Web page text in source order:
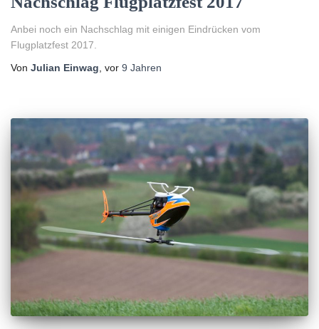
Anbei noch ein Nachschlag mit einigen Eindrücken vom
Flugplatzfest 2017.
Von Julian Einwag , vor 9 Jahren